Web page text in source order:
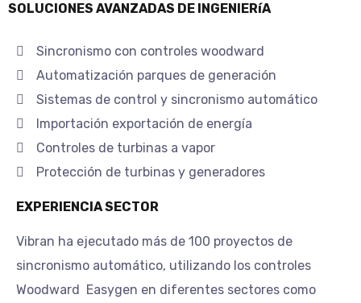
SOLUCIONES AVANZADAS DE INGENIERíA
Sincronismo con controles woodward
Automatización parques de generación
Sistemas de control y sincronismo automático
Importación exportación de energí­a
Controles de turbinas a vapor
Protección de turbinas y generadores
EXPERIENCIA SECTOR
Vibran ha ejecutado más de 100 proyectos de
sincronismo automático, utilizando los controles
Woodward Easygen en diferentes sectores como